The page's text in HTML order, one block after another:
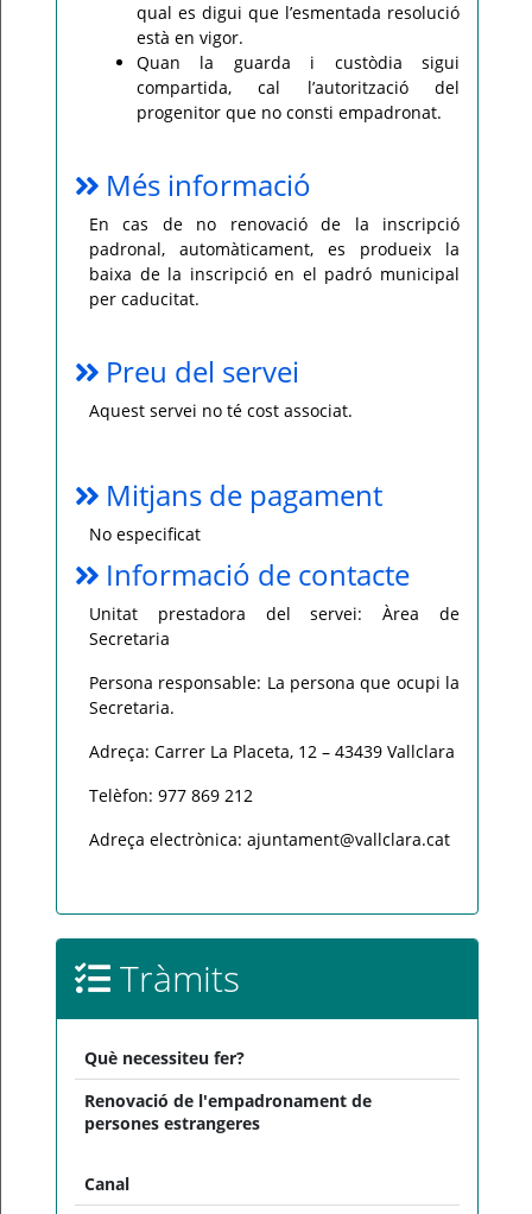
qual es digui que l’esmentada resolució
està en vigor.
Quan la guarda i custòdia sigui
compartida, cal l’autorització del
progenitor que no consti empadronat.
Més informació
En cas de no renovació de la inscripció
padronal, automàticament, es produeix la
baixa de la inscripció en el padró municipal
per caducitat.
Preu del servei
Aquest servei no té cost associat.
Mitjans de pagament
No especificat
Informació de contacte
Unitat prestadora del servei: Àrea de
Secretaria
Persona responsable: La persona que ocupi la
Secretaria.
Adreça: Carrer La Placeta, 12 – 43439 Vallclara
Telèfon: 977 869 212
Adreça electrònica: ajuntament@vallclara.cat
Tràmits
Què necessiteu fer?
Renovació de l'empadronament de
persones estrangeres
Canal